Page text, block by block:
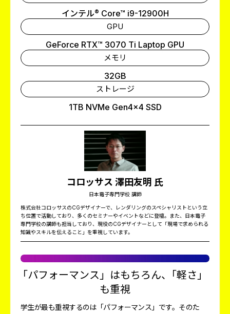
コロッサス 澤田友明 氏
日本電子専門学校 講師
株式会社コロッサスのCGデザイナーで、レンダリングのスペシャリストという立
ち位置で活動しており、多くのセミナーやイベントなどに登壇。また、日本電子
専門学校の講師も担当しており、現役のCGデザイナーとして「現場で求められる
知識やスキルを伝えること」を重視しています。
インテル® Core™ i9-12900H
GPU
GeForce RTX™ 3070 Ti Laptop GPU
メモリ
32GB
ストレージ
1TB NVMe Gen4×4 SSD
「パフォーマンス」はもちろん、 「軽さ」
も重視
学生が最も重視するのは「パフォーマンス」です。そのた